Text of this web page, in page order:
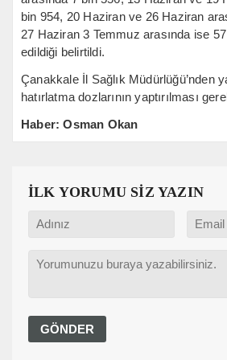
bin 954, 20 Haziran ve 26 Haziran
27 Haziran 3 Temmuz arasında ise
edildiği belirtildi.
Çanakkale İl Sağlık Müdürlüğü’nden
hatırlatma dozlarının yaptırılması
Haber: Osman Okan
İLK YORUMU SİZ YAZIN